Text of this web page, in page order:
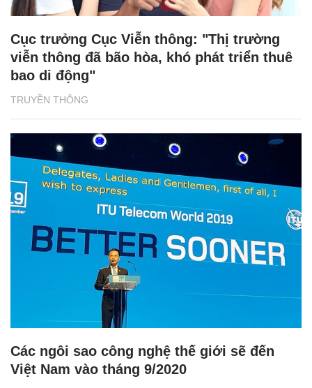
TRUYỀN THÔNG
Cục trưởng Cục Viễn thông: "Thị trường
viễn thông đã bão hòa, khó phát triển thuê
bao di động"
Các ngôi sao công nghệ thế giới sẽ đến
Việt Nam vào tháng 9/2020